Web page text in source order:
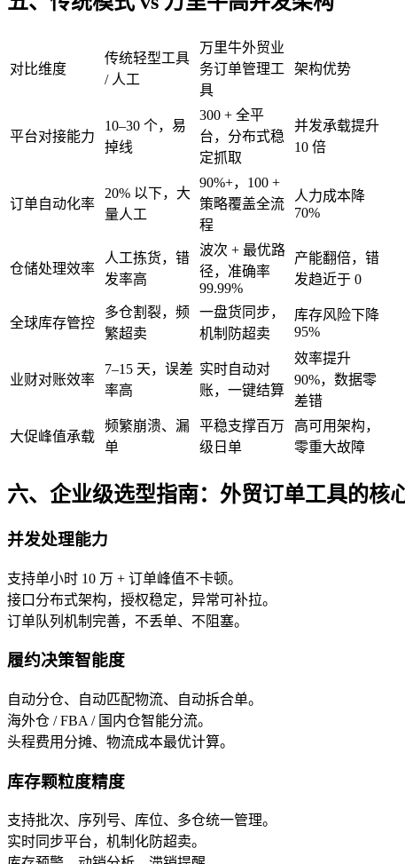
对比维度
传统轻型工具
/ 人工
万里牛外贸业
务订单管理工
具
架构优势
平台对接能力
10–30 个，易
掉线
300 + 全平
台，分布式稳
定抓取
并发承载提升
10 倍
订单自动化率
20% 以下，大
量人工
90%+，100 +
策略覆盖全流
程
人力成本降
70%
仓储处理效率
人工拣货，错
发率高
波次 + 最优路
径，准确率
99.99%
产能翻倍，错
发趋近于 0
全球库存管控
多仓割裂，频
繁超卖
一盘货同步，
机制防超卖
库存风险下降
95%
业财对账效率
7–15 天，误差
率高
实时自动对
账，一键结算
效率提升
90%，数据零
差错
大促峰值承载
频繁崩溃、漏
单
平稳支撑百万
级日单
高可用架构，
零重大故障
六、企业级选型指南：外贸订单工具的核
并发处理能力
支持单小时 10 万 + 订单峰值不卡顿。
接口分布式架构，授权稳定，异常可补拉。
订单队列机制完善，不丢单、不阻塞。
履约决策智能度
自动分仓、自动匹配物流、自动拆合单。
海外仓 / FBA / 国内仓智能分流。
头程费用分摊、物流成本最优计算。
库存颗粒度精度
支持批次、序列号、库位、多仓统一管理。
实时同步平台，机制化防超卖。